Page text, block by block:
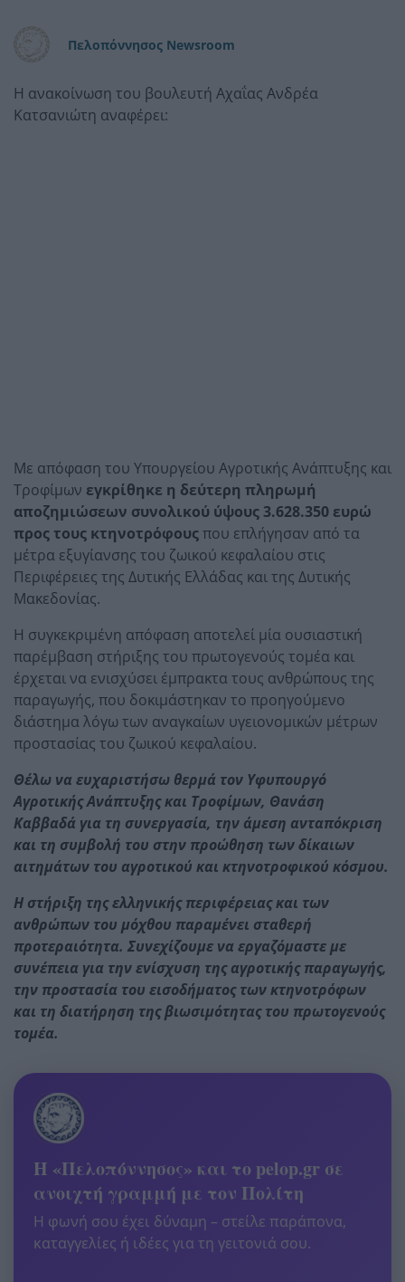
Πελοπόννησος Newsroom
Η ανακοίνωση του βουλευτή Αχαΐας Ανδρέα
Κατσανιώτη αναφέρει:
Με απόφαση του Υπουργείου Αγροτικής Ανάπτυξης και
Τροφίμων εγκρίθηκε η δεύτερη πληρωμή
αποζημιώσεων συνολικού ύψους 3.628.350 ευρώ
προς τους κτηνοτρόφουςπου επλήγησαν από τα
μέτρα εξυγίανσης του ζωικού κεφαλαίου στις
Περιφέρειες της Δυτικής Ελλάδας και της Δυτικής
Μακεδονίας.
Η συγκεκριμένη απόφαση αποτελεί μία ουσιαστική
παρέμβαση στήριξης του πρωτογενούς τομέα και
έρχεται να ενισχύσει έμπρακτα τους ανθρώπους της
παραγωγής, που δοκιμάστηκαν το προηγούμενο
διάστημα λόγω των αναγκαίων υγειονομικών μέτρων
προστασίας του ζωικού κεφαλαίου.
Θέλω να ευχαριστήσω θερμά τον Υφυπουργό
Αγροτικής Ανάπτυξης και Τροφίμων, Θανάση
Καββαδά για τη συνεργασία, την άμεση ανταπόκριση
και τη συμβολή του στην προώθηση των δίκαιων
αιτημάτων του αγροτικού και κτηνοτροφικού κόσμου.
Η στήριξη της ελληνικής περιφέρειας και των
ανθρώπων του μόχθου παραμένει σταθερή
προτεραιότητα. Συνεχίζουμε να εργαζόμαστε με
συνέπεια για την ενίσχυση της αγροτικής παραγωγής,
την προστασία του εισοδήματος των κτηνοτρόφων
και τη διατήρηση της βιωσιμότητας του πρωτογενούς
τομέα.
Η «Πελοπόννησος» και το pelop.gr σε
ανοιχτή γραμμή με τον Πολίτη
Η φωνή σου έχει δύναμη – στείλε παράπονα,
καταγγελίες ή ιδέες για τη γειτονιά σου.